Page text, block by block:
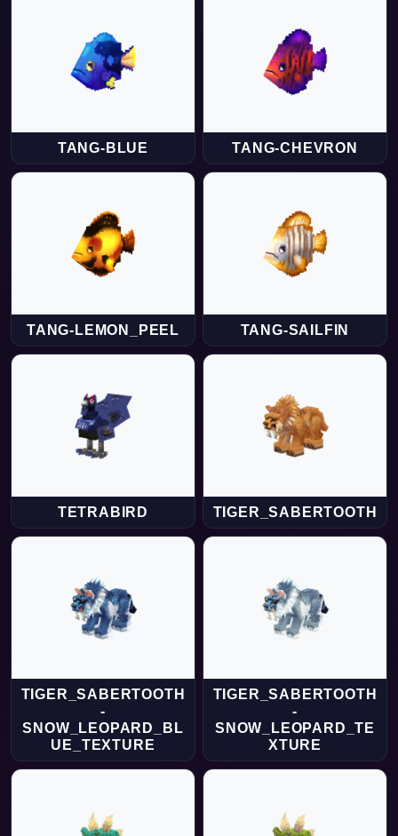
TANG-BLUE TANG-CHEVRON
TANG-LEMON_PEEL TANG-SAILFIN
TETRABIRD TIGER_SABERTOOTH
TIGER_SABERTOOTH
-
SNOW_LEOPARD_BL
UE_TEXTURE
TIGER_SABERTOOTH
-
SNOW_LEOPARD_TE
XTURE